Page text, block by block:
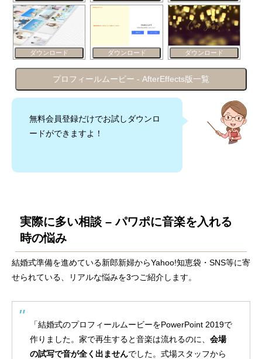
ダウンロード ダウンロード ダウンロード
プロフィールムービー - AfterEffects版一覧
無料会員登録だけでお試しダウンロ
ードができますよ！
実際に多い相談 – パワポに音楽を入れる
時の悩み
結婚式準備を進めている新郎新婦からYahoo!知恵袋・SNS等に寄
せられている、リアルな悩みを3つご紹介します。
「結婚式のプロフィールムービーをPowerPoint 2019で
作りました。家で再生すると音楽は流れるのに、 会場
の試写で音が全く出ませんでした。式場スタッフから